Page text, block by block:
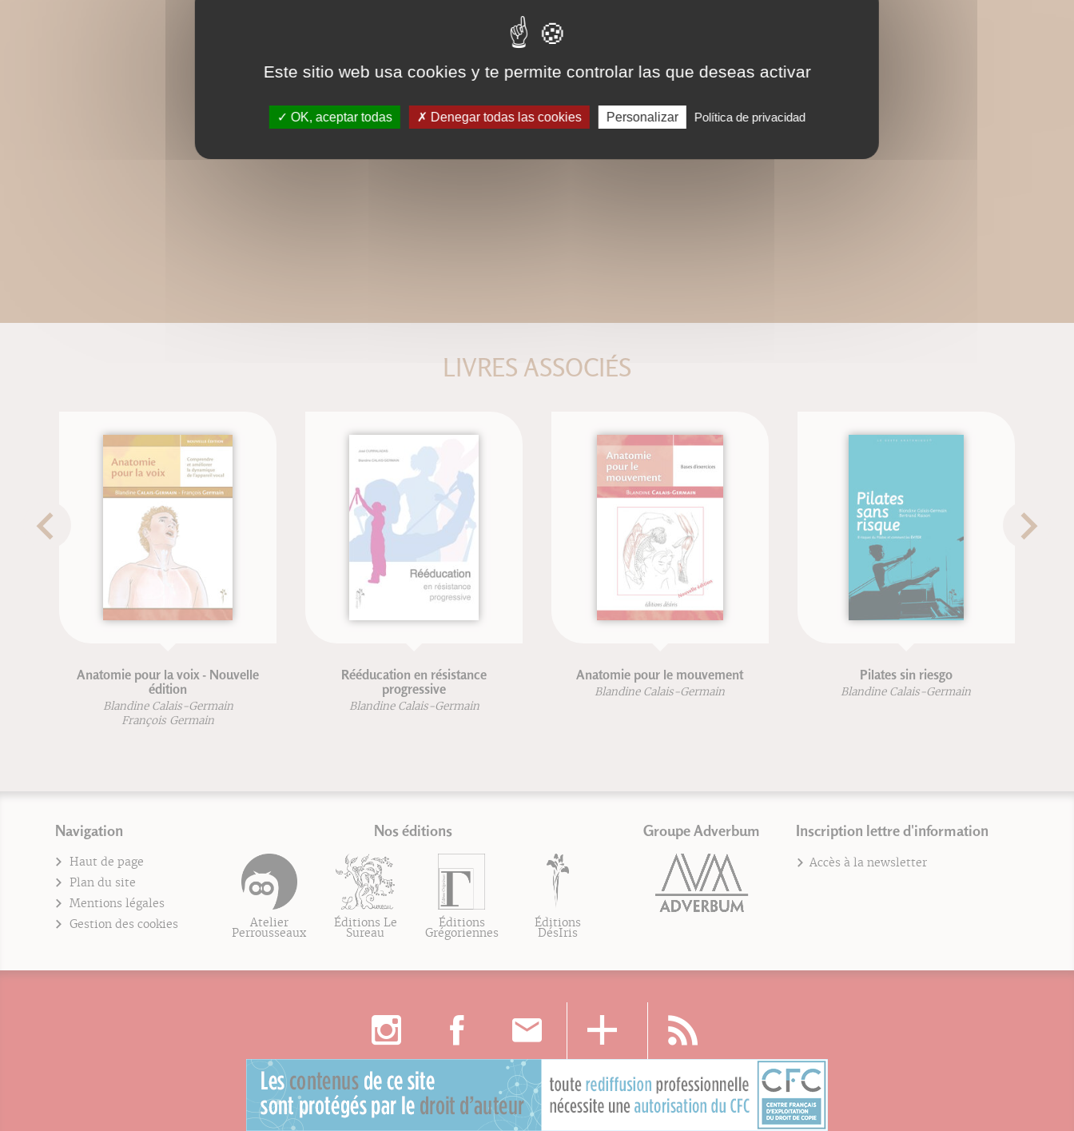
LIVRES ASSOCIÉS
Anatomie pour la voix - Nouvelle
Blandine Calais-Germain
François Germain
Rééducation en résistance
progressive
Blandine Calais-Germain
Anatomie pour le mouvement
Blandine Calais-Germain
Pilates sin riesgo
Blandine Calais-Germain
Navigation
Haut de page
Plan du site
Mentions légales
Gestion des cookies
Nos éditions
Atelier
Perrousseaux
Éditions Le
Sureau
Éditions
Grégoriennes
Éditions
DésIris
Groupe Adverbum Inscription lettre d'information
Accès à la newsletter
Este sitio web usa cookies y te permite controlar las que deseas activar
OK, aceptar todas Denegar todas las cookies Personalizar Política de privacidad